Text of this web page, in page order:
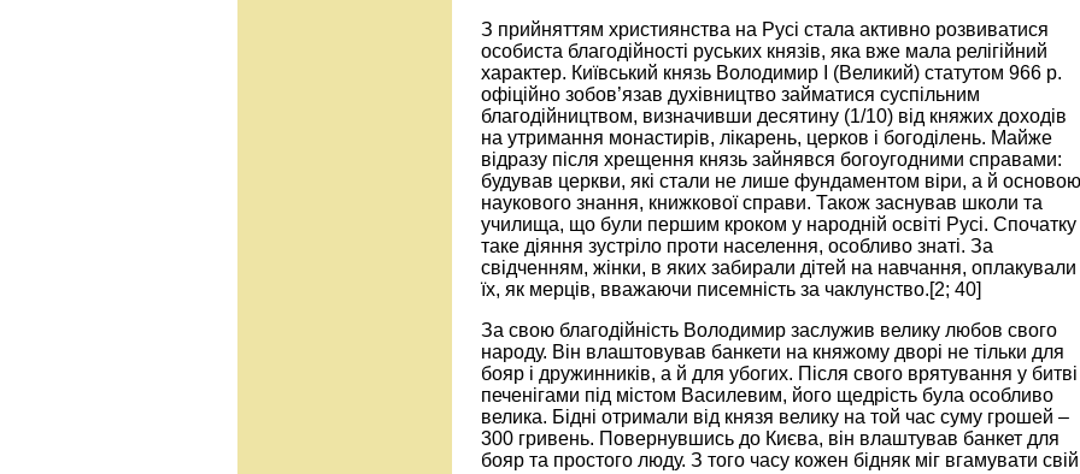
З прийняттям християнства на Русі стала активно розвиватися
особиста благодійності руських князів, яка вже мала релігійний
характер. Київський князь Володимир І (Великий) статутом 966 р.
офіційно зобов’язав духівництво займатися суспільним
благодійництвом, визначивши десятину (1/10) від княжих доходів
на утримання монастирів, лікарень, церков і богоділень. Майже
відразу після хрещення князь зайнявся богоугодними справами:
будував церкви, які стали не лише фундаментом віри, а й основою
наукового знання, книжкової справи. Також заснував школи та
училища, що були першим кроком у народній освіті Русі. Спочатку
таке діяння зустріло проти населення, особливо знаті. За
свідченням, жінки, в яких забирали дітей на навчання, оплакували
їх, як мерців, вважаючи писемність за чаклунство.[2; 40]
За свою благодійність Володимир заслужив велику любов свого
народу. Він влаштовував банкети на княжому дворі не тільки для
бояр і дружинників, а й для убогих. Після свого врятування у битві
печенігами під містом Василевим, його щедрість була особливо
велика. Бідні отримали від князя велику на той час суму грошей –
300 гривень. Повернувшись до Києва, він влаштував банкет для
бояр та простого люду. З того часу кожен бідняк міг вгамувати свій